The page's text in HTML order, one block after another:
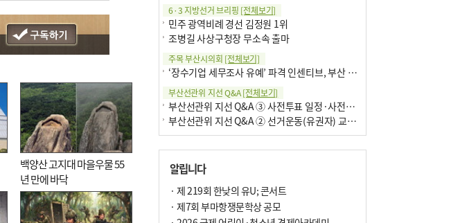
백양산 고지대 마을우물 55
년 만에 바닥
6·3 지방선거 브리핑 [전체보기]
민주 광역비례 경선 김정원 1위
조병길 사상구청장 무소속 출마
주목 부산시의회 [전체보기]
‘장수기업 세무조사 유예’ 파격 인센티브, 부산 유출 막을까
부산선관위 지선 Q&A[전체보기]
부산선관위 지선 Q&A ③ 사전투표 일정·사전투표함 보관
부산선관위 지선 Q&A ② 선거운동(유권자) 교육감투표용지
알립니다
· 제 219회 한낮의 유U; 콘서트
· 제7회 부마항쟁문학상 공모